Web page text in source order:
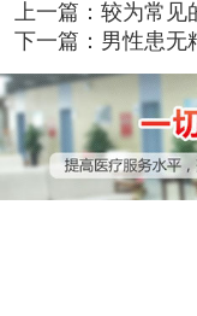
上一篇： 较为常见
下一篇： 男性患无